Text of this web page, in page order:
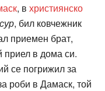
, в християнско
, бил ковчежник
приемен брат,
приел в дома си.
се погрижил за
роби в Дамаск, той